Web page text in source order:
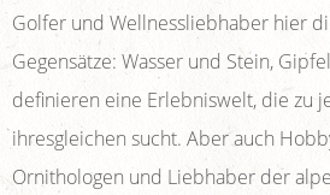
Golfer und Wellnessliebhaber hier
Gegensätze: Wasser und Stein,
definieren eine Erlebniswelt, die zu
ihresgleichen sucht. Aber auch
Ornithologen und Liebhaber der